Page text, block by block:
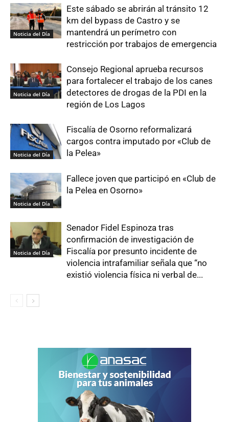
Noticia del Día
Este sábado se abrirán al tránsito 12
km del bypass de Castro y se
mantendrá un perímetro con
restricción por trabajos de emergencia
Noticia del Día
Consejo Regional aprueba recursos
para fortalecer el trabajo de los canes
detectores de drogas de la PDI en la
región de Los Lagos
Noticia del Día
Fiscalía de Osorno reformalizará
cargos contra imputado por «Club de
la Pelea»
Noticia del Día
Fallece joven que participó en «Club de
la Pelea en Osorno»
Noticia del Día
Senador Fidel Espinoza tras
confirmación de investigación de
Fiscalía por presunto incidente de
violencia intrafamiliar señala que “no
existió violencia física ni verbal de...